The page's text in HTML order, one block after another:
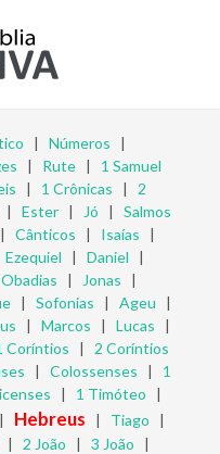
| Números |
| Rute| 1 Samuel
| 1 Crônicas | 2
| Ester | Jó | Salmos
| Cânticos | Isaías |
Ezequiel | Daniel |
Obadias | Jonas |
| Sofonias | Ageu |
| Marcos | Lucas |
Coríntios | 2 Coríntios
| Colossenses | 1
| 1 Timóteo |
Hebreus | Tiago |
| 2 João | 3 João |